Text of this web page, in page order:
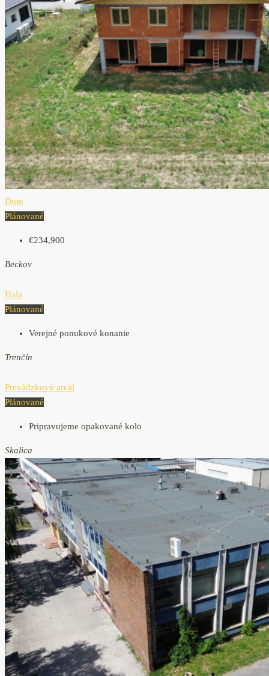
Dom
Plánované
€234,900
Beckov
Hala
Plánované
Verejné ponukové konanie
Trenčín
Prevádzkový areál
Plánované
Pripravujeme opakované kolo
Skalica